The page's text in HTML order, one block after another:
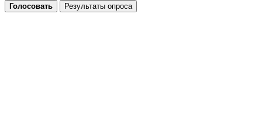
Голосовать Результаты опроса